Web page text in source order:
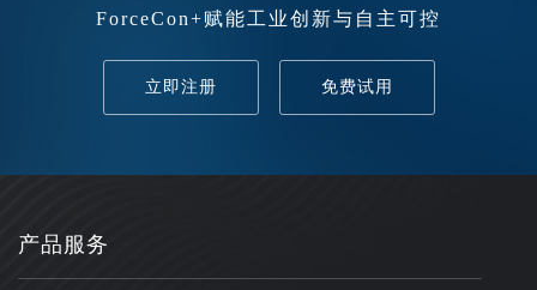
ForceCon+赋能工业创新与自主可控
立即注册 免费试用
产品服务